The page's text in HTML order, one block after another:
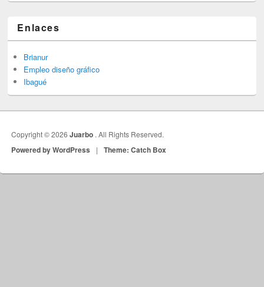
Enlaces
Brianur
Empleo diseño gráfico
Ibagué
Copyright © 2026Juarbo . All Rights Reserved.
Powered by WordPress | Theme: Catch Box